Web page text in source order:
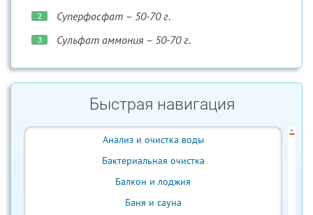
Суперфосфат – 50-70 г.
Сульфат аммония – 50-70 г.
Быстрая навигация
Анализ и очистка воды
Бактериальная очистка
Балкон и лоджия
Баня и сауна